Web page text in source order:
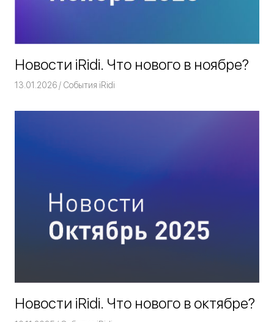
Новости iRidi. Что нового в ноябре?
13.01.2026 Команда iRidium mobile
События iRidi
Новости iRidi. Что нового в октябре?